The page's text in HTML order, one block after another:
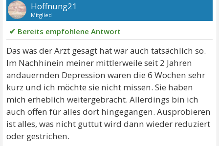
Hoffnung21
Mitglied
✔ Bereits empfohlene Antwort
Das was der Arzt gesagt hat war auch tatsächlich so.
Im Nachhinein meiner mittlerweile seit 2 Jahren
andauernden Depression waren die 6 Wochen sehr
kurz und ich möchte sie nicht missen. Sie haben
mich erheblich weitergebracht. Allerdings bin ich
auch offen für alles dort hingegangen. Ausprobieren
ist alles, was nicht guttut wird dann wieder reduziert
oder gestrichen.